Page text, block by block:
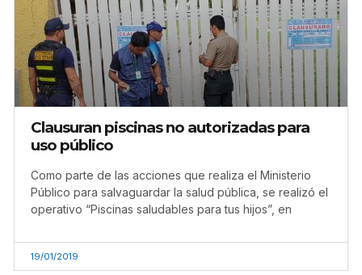
Clausuran piscinas no autorizadas para
uso público
Como parte de las acciones que realiza el Ministerio
Público para salvaguardar la salud pública, se realizó el
operativo “Piscinas saludables para tus hijos”, en
19/01/2019